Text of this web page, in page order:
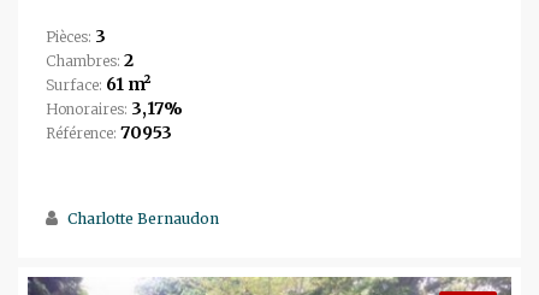
Pièces: 3
Chambres: 2
Surface: 61 m²
Honoraires: 3,17%
Référence: 70953
Charlotte Bernaudon